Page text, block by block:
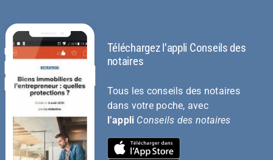
Téléchargez l’appli Conseils des
notaires
Tous les conseils des notaires
dans votre poche, avec
l’appli Conseils des notaires